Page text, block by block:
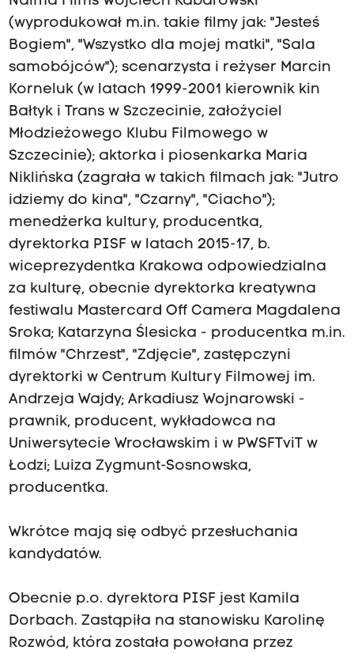
(wyprodukował m.in. takie filmy jak: "Jesteś
Bogiem", "Wszystko dla mojej matki", "Sala
samobójców"); scenarzysta i reżyser Marcin
Korneluk (w latach 1999-2001 kierownik kin
Bałtyk i Trans w Szczecinie, założyciel
Młodzieżowego Klubu Filmowego w
Szczecinie); aktorka i piosenkarka Maria
Niklińska (zagrała w takich filmach jak: "Jutro
idziemy do kina", "Czarny", "Ciacho");
menedżerka kultury, producentka,
dyrektorka PISF w latach 2015-17, b.
wiceprezydentka Krakowa odpowiedzialna
za kulturę, obecnie dyrektorka kreatywna
festiwalu Mastercard Off Camera Magdalena
Sroka; Katarzyna Ślesicka - producentka m.in.
filmów "Chrzest", "Zdjęcie", zastępczyni
dyrektorki w Centrum Kultury Filmowej im.
Andrzeja Wajdy; Arkadiusz Wojnarowski -
prawnik, producent, wykładowca na
Uniwersytecie Wrocławskim i w PWSFTviT w
Łodzi; Luiza Zygmunt-Sosnowska,
producentka.
Wkrótce mają się odbyć przesłuchania
kandydatów.
Obecnie p.o. dyrektora PISF jest Kamila
Dorbach. Zastąpiła na stanowisku Karolinę
Rozwód, która została powołana przez